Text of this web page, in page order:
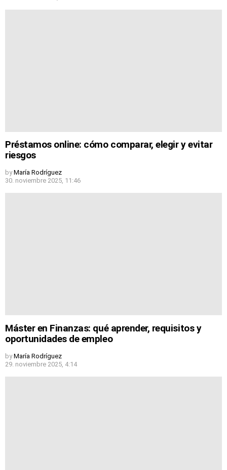
Préstamos online: cómo comparar, elegir y evitar
riesgos
by María Rodríguez
30. noviembre 2025, 11:46
Máster en Finanzas: qué aprender, requisitos y
oportunidades de empleo
by María Rodríguez
29. noviembre 2025, 4:14